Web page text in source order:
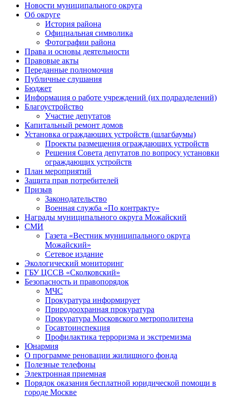
Новости муниципального округа
Об округе
История района
Официальная символика
Фотографии района
Права и основы деятельности
Правовые акты
Переданные полномочия
Публичные слушания
Бюджет
Информация о работе учреждений (их подразделений)
Благоустройство
Участие депутатов
Капитальный ремонт домов
Установка ограждающих устройств (шлагбаумы)
Проекты размещения ограждающих устройств
Решения Совета депутатов по вопросу установки
ограждающих устройств
План мероприятий
Защита прав потребителей
Призыв
Законодательство
Военная служба «По контракту»
Награды муниципального округа Можайский
СМИ
Газета «Вестник муниципального округа
Можайский»
Сетевое издание
Экологический мониторинг
ГБУ ЦССВ «Сколковский»
Безопасность и правопорядок
МЧС
Прокуратура информирует
Природоохранная прокуратура
Прокуратура Московского метрополитена
Госавтоинспекция
Профилактика терроризма и экстремизма
Юнармия
О программе реновации жилищного фонда
Полезные телефоны
Электронная приемная
Порядок оказания бесплатной юридической помощи в
городе Москве